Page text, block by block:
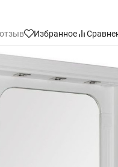
Избранное